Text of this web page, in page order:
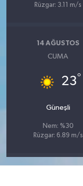
Rüzgar: 3.11 m/s
14 AĞUSTOS
CUMA
23°
Güneşli
Nem: %30
Rüzgar: 6.89 m/s